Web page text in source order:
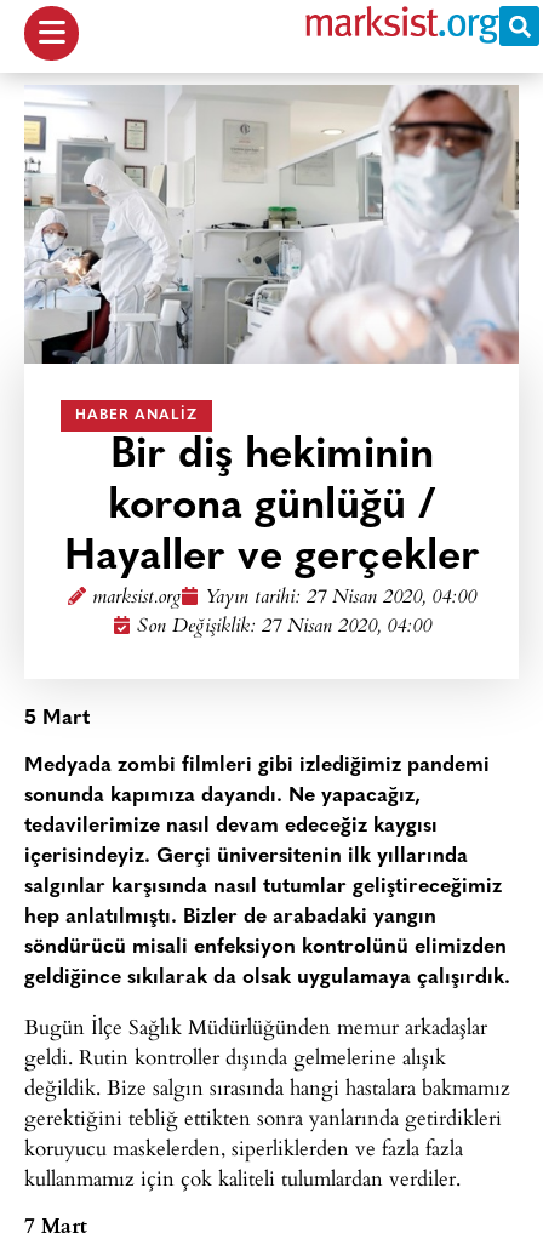
HABER ANALIZ
Bir diş hekiminin
korona günlüğü /
Hayaller ve gerçekler
marksist.org Yayın tarihi: 27 Nisan 2020, 04:00
Son Değişiklik: 27 Nisan 2020, 04:00
5 Mart
Medyada zombi filmleri gibi izlediğimiz pandemi
sonunda kapımıza dayandı. Ne yapacağız,
tedavilerimize nasıl devam edeceğiz kaygısı
içerisindeyiz. Gerçi üniversitenin ilk yıllarında
salgınlar karşısında nasıl tutumlar geliştireceğimiz
hep anlatılmıştı. Bizler de arabadaki yangın
söndürücü misali enfeksiyon kontrolünü elimizden
geldiğince sıkılarak da olsak uygulamaya çalışırdık.
Bugün İlçe Sağlık Müdürlüğünden memur arkadaşlar
geldi. Rutin kontroller dışında gelmelerine alışık
değildik. Bize salgın sırasında hangi hastalara bakmamız
gerektiğini tebliğ ettikten sonra yanlarında getirdikleri
koruyucu maskelerden, siperliklerden ve fazla fazla
kullanmamız için çok kaliteli tulumlardan verdiler.
7 Mart